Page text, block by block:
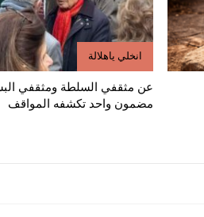
انخلي ياهلالة
عن مثقفي السلطة ومثقفي
مضمون واحد تكشفه المواقف